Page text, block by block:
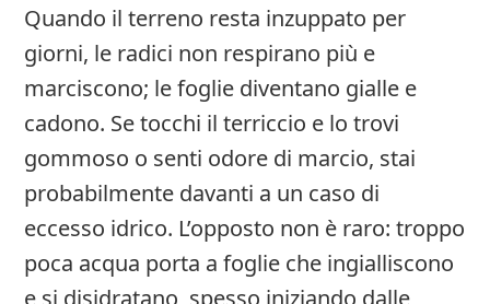
Quando il terreno resta inzuppato per
giorni, le radici non respirano più e
marciscono; le foglie diventano gialle e
cadono. Se tocchi il terriccio e lo trovi
gommoso o senti odore di marcio, stai
probabilmente davanti a un caso di
eccesso idrico. L’opposto non è raro: troppo
poca acqua porta a foglie che ingialliscono